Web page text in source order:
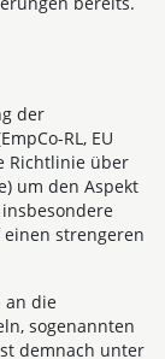
der
RL, EU
Richtlinie über
um den Aspekt
strengeren
an die
sogenannten
demnach unter